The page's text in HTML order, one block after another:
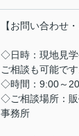
【お問い合わせ
◇日時：現地見
ご相談も可能です
◇時間：9:00～
◇ご相談場所：販
事務所